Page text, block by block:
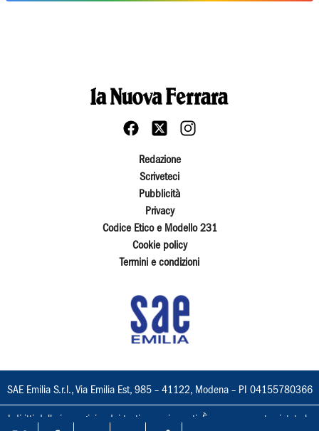
Redazione
Scriveteci
Pubblicità
Privacy
Codice Etico e Modello 231
Cookie policy
Termini e condizioni
SAE Emilia S.r.l., Via Emilia Est, 985 – 41122, Modena – PI 04155780366
I diritti delle immagini e dei testi sono riservati. È espressamente vietata la